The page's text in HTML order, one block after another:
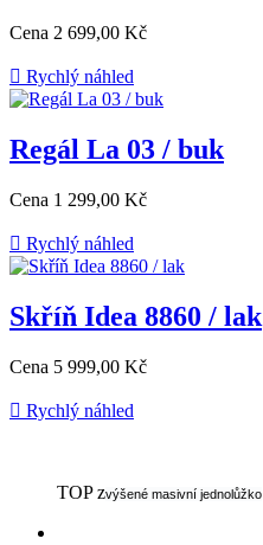
Cena 2 699,00 Kč
 Rychlý náhled
Regál La 03 / buk
Cena 1 299,00 Kč
 Rychlý náhled
Skříň Idea 8860 / lak
Cena 5 999,00 Kč
 Rychlý náhled
TOP zvýšené masivní jednolůžko